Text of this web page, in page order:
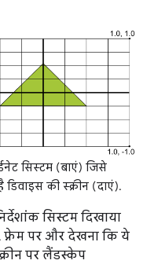
सिस्टम (बाएं) जिसे
की स्क्रीन (दाएं).
सिस्टम दिखाया
फ़्रेम पर और देखना कि ये
पर लैंडस्केप